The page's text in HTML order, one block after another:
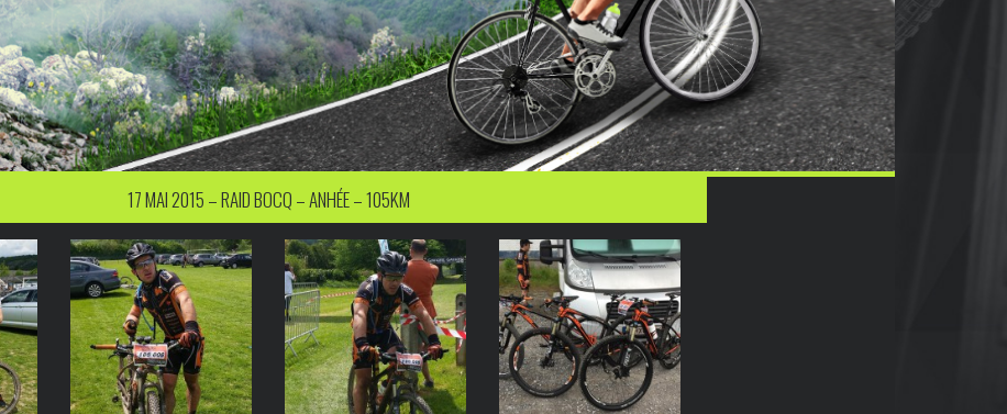
17 MAI 2015 – RAID BOCQ – ANHÉE – 105KM